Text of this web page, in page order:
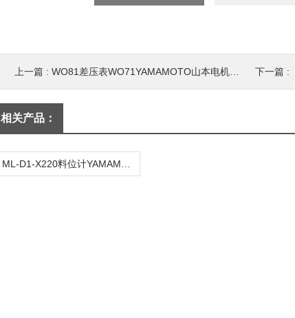
上一篇 : WO81差压表WO71YAMAMOTO山本电机MANOSTAR微差压力计 下一篇 :
相关产品：